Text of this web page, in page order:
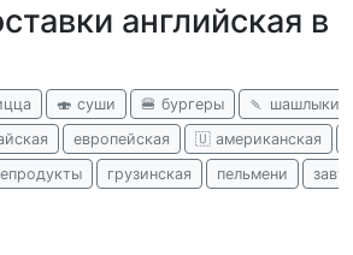
английская в
🍣 суши 🍔 бургеры
🍡 шашлыки
европейская 🇺 американская
грузинская пельмени